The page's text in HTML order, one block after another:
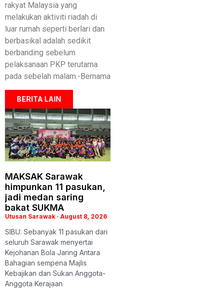
rakyat Malaysia yang
melakukan aktiviti riadah di
luar rumah seperti berlari dan
berbasikal adalah sedikit
berbanding sebelum
pelaksanaan PKP terutama
pada sebelah malam.-Bernama
BERITA LAIN
MAKSAK Sarawak
himpunkan 11 pasukan,
jadi medan saring
bakat SUKMA
Utusan Sarawak August 8, 2026
SIBU: Sebanyak 11 pasukan dari
seluruh Sarawak menyertai
Kejohanan Bola Jaring Antara
Bahagian sempena Majlis
Kebajikan dan Sukan Anggota-
Anggota Kerajaan